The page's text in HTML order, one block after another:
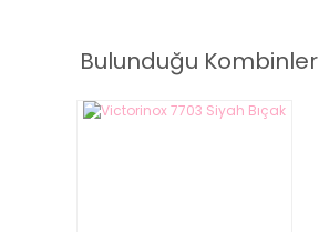
Bulunduğu Kombinler